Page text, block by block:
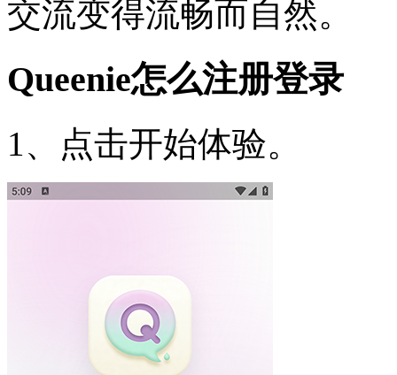
交流变得流畅而自然。
Queenie怎么注册登录
1、点击开始体验。